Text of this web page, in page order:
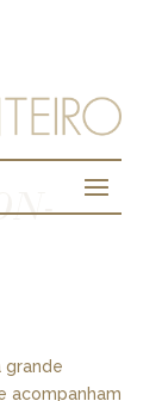
grande
acompanham